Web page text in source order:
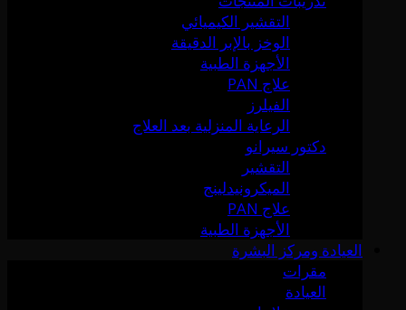
التقشير الكيميائي
الوخز بالإبر الدقيقة
الأجهزة الطبية
علاج PAN
الفيلرز
الرعاية المنزلية بعد العلاج
دكتور سيرانو
التقشير
الميكرونيدلينج
علاج PAN
الأجهزة الطبية
العيادة ومركز البشرة
مقرات
العيادة